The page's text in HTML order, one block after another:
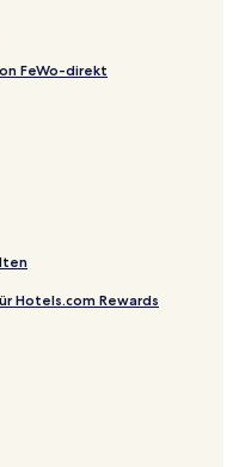
FeWo-direkt
Hotels.com Rewards